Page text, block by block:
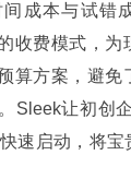
成本与试错
收费模式，为
算方案，避免
Sleek让初创
速启动，将宝